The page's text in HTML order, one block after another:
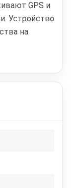
GPS и
Устройство
на